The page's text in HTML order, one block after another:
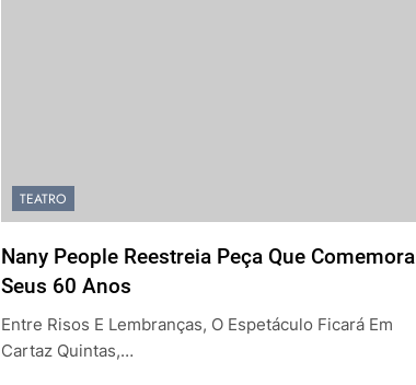
TEATRO
Nany People Reestreia Peça Que Comemora
Seus 60 Anos
Entre Risos E Lembranças, O Espetáculo Ficará Em
Cartaz Quintas,…